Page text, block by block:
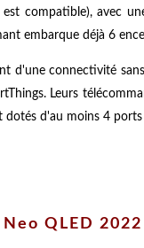
compatible), avec
embarque déjà 6
d'une connectivité
Leurs
dotés d'au moins 4
Neo QLED